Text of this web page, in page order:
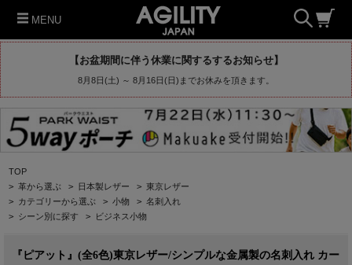
MENU
【お盆期間に伴う休業に関するするお知らせ】
8月8日(土) ～ 8月16日(日)までお休みを頂きます。
TOP
> 革から選ぶ > 日本製レザー > 東京レザー
> カテゴリーから選ぶ > 小物 > 名刺入れ
> シーン別に探す > ビジネス小物
『ピアット』(全6色)東京レザー/シンプルな金属製の名刺入れ カー